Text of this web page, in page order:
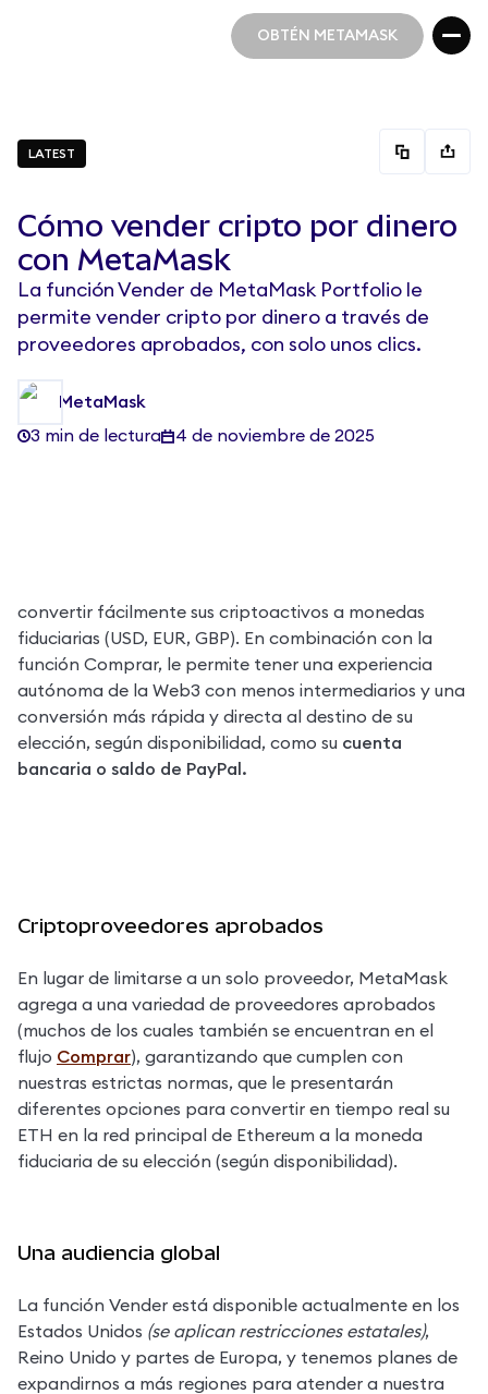
OBTÉN METAMASK
LATEST
Cómo vender cripto por dinero
con MetaMask
La función Vender de MetaMask Portfolio le
permite vender cripto por dinero a través de
proveedores aprobados, con solo unos clics.
MetaMask
3 min de lectura
4 de noviembre de 2025
convertir fácilmente sus criptoactivos a monedas
fiduciarias (USD, EUR, GBP). En combinación con la
función Comprar, le permite tener una experiencia
autónoma de la Web3 con menos intermediarios y una
conversión más rápida y directa al destino de su
elección, según disponibilidad, como su cuenta
bancaria o saldo de PayPal.
Criptoproveedores aprobados
En lugar de limitarse a un solo proveedor, MetaMask
agrega a una variedad de proveedores aprobados
(muchos de los cuales también se encuentran en el
flujo Comprar), garantizando que cumplen con
nuestras estrictas normas, que le presentarán
diferentes opciones para convertir en tiempo real su
ETH en la red principal de Ethereum a la moneda
fiduciaria de su elección (según disponibilidad).
Una audiencia global
La función Vender está disponible actualmente en los
Estados Unidos (se aplican restricciones estatales),
Reino Unido y partes de Europa, y tenemos planes de
expandirnos a más regiones para atender a nuestra